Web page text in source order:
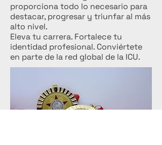
proporciona todo lo necesario para
destacar, progresar y triunfar al más
alto nivel.
Eleva tu carrera. Fortalece tu
identidad profesional. Conviértete
en parte de la red global de la ICU.